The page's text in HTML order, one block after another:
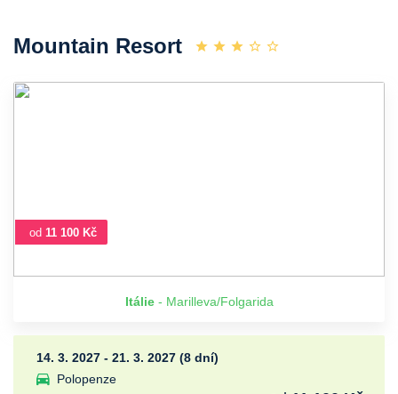
Mountain Resort
od 11 100 Kč
Itálie- Marilleva/Folgarida
14. 3. 2027 - 21. 3. 2027 (8 dní)
Polopenze